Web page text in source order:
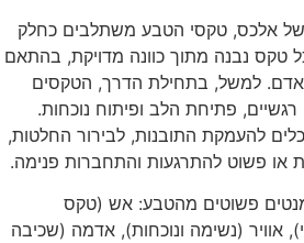
אלכס, טקסי הטבע משתלבים כחלק
טקס נבנה מתוך כוונה מדויקת, בהתאם
למשל, בתחילת הדרך, הטקסים
רגשיים, פתיחת הלב ופיתוח נוכחות.
להעמקת התובנות, לבירור החלטות,
או פשוט להתרגעות והתחברות פנימה.
פשוטים מהטבע: אש (טקס
אוויר (נשימה ונוכחות), אדמה (שכיבה